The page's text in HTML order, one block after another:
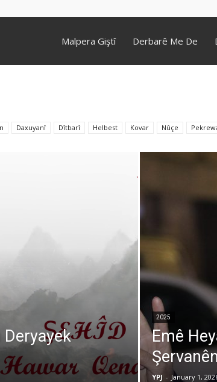
Malpera Giştî Derbarê Me De
Daxuyanî Dîtbarî Helbest Kovar Nûçe
2025
Emê
YPJ - January 1,